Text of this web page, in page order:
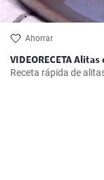
Ahorrar
VIDEORECETA
Receta rápida de